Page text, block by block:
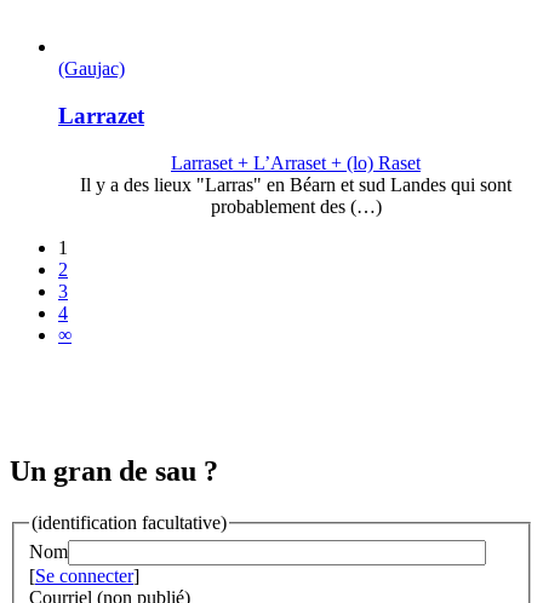
(Gaujac)
Larrazet
Larraset + L’Arraset + (lo) Raset
Il y a des lieux "Larras" en Béarn et sud Landes qui sont
probablement des (…)
1
2
3
4
∞
Un gran de sau ?
(identification facultative)
Nom
[Se connecter]
Courriel (non publié)